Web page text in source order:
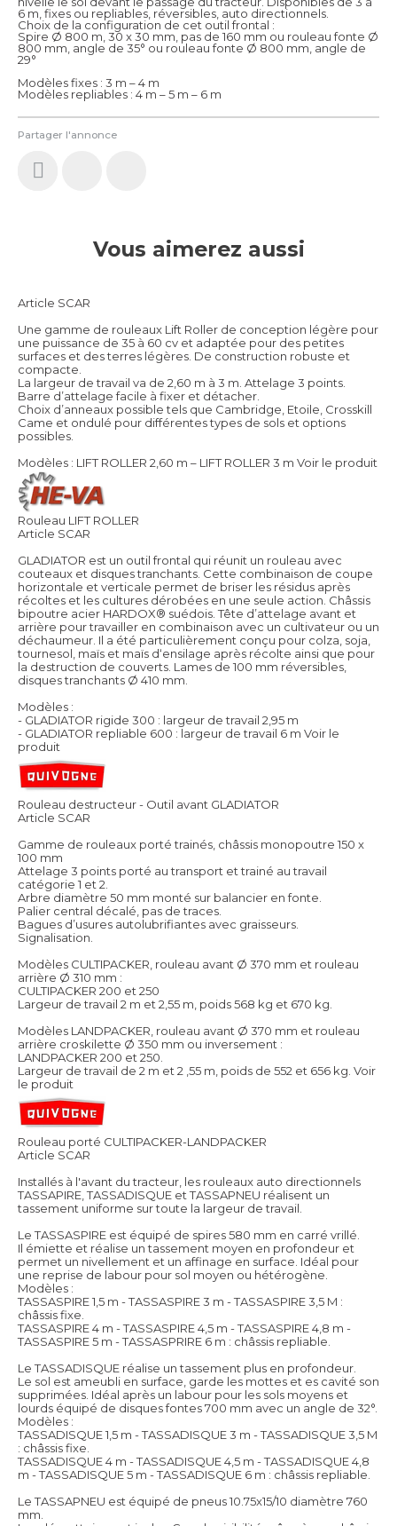
Partager l'annonce
6 m, fixes ou repliables, réversibles, auto directionnels.
Choix de la configuration de cet outil frontal :
Spire Ø 800 m, 30 x 30 mm, pas de 160 mm ou rouleau fonte Ø
800 mm, angle de 35° ou rouleau fonte Ø 800 mm, angle de
29°
Modèles fixes : 3 m – 4 m
Modèles repliables : 4 m – 5 m – 6 m
Vous aimerez aussi
Article SCAR
Une gamme de rouleaux Lift Roller de conception légère pour
une puissance de 35 à 60 cv et adaptée pour des petites
surfaces et des terres légères. De construction robuste et
compacte.
La largeur de travail va de 2,60 m à 3 m. Attelage 3 points.
Barre d’attelage facile à fixer et détacher.
Choix d’anneaux possible tels que Cambridge, Etoile, Crosskill
Came et ondulé pour différentes types de sols et options
possibles.
Modèles : LIFT ROLLER 2,60 m – LIFT ROLLER 3 m Voir le produit
Rouleau LIFT ROLLER
Article SCAR
GLADIATOR est un outil frontal qui réunit un rouleau avec
couteaux et disques tranchants. Cette combinaison de coupe
horizontale et verticale permet de briser les résidus après
récoltes et les cultures dérobées en une seule action. Châssis
bipoutre acier HARDOX® suédois. Tête d’attelage avant et
arrière pour travailler en combinaison avec un cultivateur ou un
déchaumeur. Il a été particulièrement conçu pour colza, soja,
tournesol, maïs et maïs d‘ensilage après récolte ainsi que pour
la destruction de couverts. Lames de 100 mm réversibles,
disques tranchants Ø 410 mm.
Modèles :
- GLADIATOR rigide 300 : largeur de travail 2,95 m
- GLADIATOR repliable 600 : largeur de travail 6 m Voir le
produit
Rouleau destructeur - Outil avant GLADIATOR
Article SCAR
Gamme de rouleaux porté trainés, châssis monopoutre 150 x
100 mm
Attelage 3 points porté au transport et trainé au travail
catégorie 1 et 2.
Arbre diamètre 50 mm monté sur balancier en fonte.
Palier central décalé, pas de traces.
Bagues d’usures autolubrifiantes avec graisseurs.
Signalisation.
Modèles CULTIPACKER, rouleau avant Ø 370 mm et rouleau
arrière Ø 310 mm :
CULTIPACKER 200 et 250
Largeur de travail 2 m et 2,55 m, poids 568 kg et 670 kg.
Modèles LANDPACKER, rouleau avant Ø 370 mm et rouleau
arrière croskilette Ø 350 mm ou inversement :
LANDPACKER 200 et 250.
Largeur de travail de 2 m et 2 ,55 m, poids de 552 et 656 kg. Voir
le produit
Rouleau porté CULTIPACKER-LANDPACKER
Article SCAR
Installés à l'avant du tracteur, les rouleaux auto directionnels
TASSAPIRE, TASSADISQUE et TASSAPNEU réalisent un
tassement uniforme sur toute la largeur de travail.
Le TASSASPIRE est équipé de spires 580 mm en carré vrillé.
Il émiette et réalise un tassement moyen en profondeur et
permet un nivellement et un affinage en surface. Idéal pour
une reprise de labour pour sol moyen ou hétérogène.
Modèles :
TASSASPIRE 1,5 m - TASSASPIRE 3 m - TASSASPIRE 3,5 M :
châssis fixe.
TASSASPIRE 4 m - TASSASPIRE 4,5 m - TASSASPIRE 4,8 m -
TASSASPIRE 5 m - TASSASPRIRE 6 m : châssis repliable.
Le TASSADISQUE réalise un tassement plus en profondeur.
Le sol est ameubli en surface, garde les mottes et es cavité son
supprimées. Idéal après un labour pour les sols moyens et
lourds équipé de disques fontes 700 mm avec un angle de 32°.
Modèles :
TASSADISQUE 1,5 m - TASSADISQUE 3 m - TASSADISQUE 3,5 M
: châssis fixe.
TASSADISQUE 4 m - TASSADISQUE 4,5 m - TASSADISQUE 4,8
m - TASSADISQUE 5 m - TASSADISQUE 6 m : châssis repliable.
Le TASSAPNEU est équipé de pneus 10.75x15/10 diamètre 760
mm.